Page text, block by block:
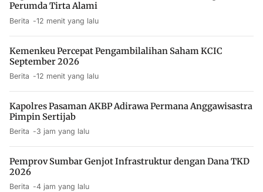
Perumda Tirta Alami
Berita 12 menit yang lalu
Kemenkeu Percepat Pengambilalihan Saham KCIC
September 2026
Berita 12 menit yang lalu
Kapolres Pasaman AKBP Adirawa Permana Anggawisastra
Pimpin Sertijab
Berita 3 jam yang lalu
Pemprov Sumbar Genjot Infrastruktur dengan Dana TKD
2026
Berita 4 jam yang lalu